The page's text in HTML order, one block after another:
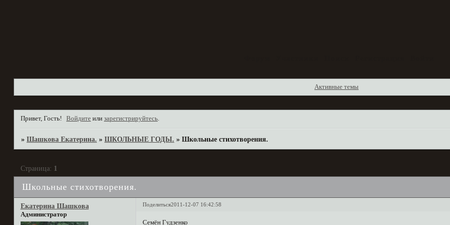
Активные темы
Привет, Гость! Войдите или зарегистрируйтесь.
» Шашкова Екатерина. » ШКОЛЬНЫЕ ГОДЫ. » Школьные стихотворения.
Школьные стихотворения.
Страница: 1
Поделиться2011-12-07 16:42:58
Екатерина Шашкова
Администратор
Семён Гудзенко